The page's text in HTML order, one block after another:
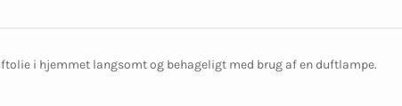
i hjemmet langsomt og behageligt med brug af en duftlampe.